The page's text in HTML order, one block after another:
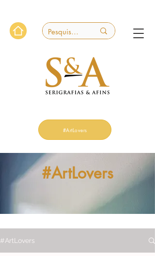
#ArtLovers
#ArtLovers
#ArtLovers